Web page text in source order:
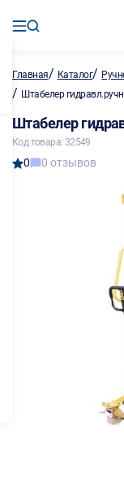
Главная/ Каталог/
/ Штабелер
Штабелер
Код товара: 32549
0 0 отзывов